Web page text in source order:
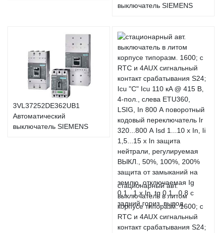
выключатель SIEMENS
3VL37252DE362UB1
Автоматический
выключатель SIEMENS
стационарный авт.
выключатель в литом
корпусе типоразм. 1600; с
RTC и 4AUX сигнальный
контакт срабатывания S24;